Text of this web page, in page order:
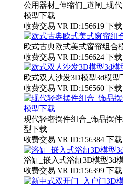
公用器材_伸缩们_道闸_现
模型下载
收费交易 VR ID:156619 下载
欧式古典欧式美式窗帘组合
收费交易 VR ID:156624 下载
欧式双人沙发3D模型3d模型
收费交易 VR ID:156560 下载
现代轻奢摆件组合_饰品摆
型下载
收费交易 VR ID:156384 下载
浴缸_嵌入式浴缸3D模型3d
收费交易 VR ID:156399 下载